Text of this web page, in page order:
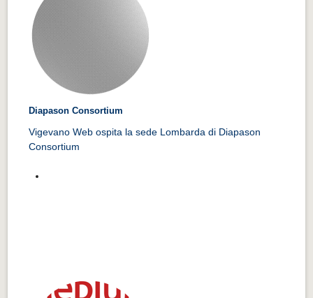
Diapason Consortium
Vigevano Web ospita la sede Lombarda di Diapason
Consortium